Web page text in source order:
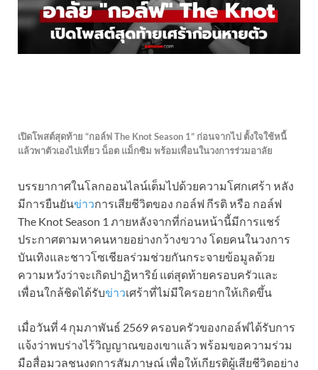
เปิดโพสต์สุดท้าย “กอล์ฟ The Knot Season 1” ก่อนจากไป ตั้งใจใช้หนี้
แล้วพาตัวเองไปเที่ยว น็อต แม็กซิม พร้อมเพื่อนในวงการร่วมอาลัย
บรรยากาศในโลกออนไลน์เต็มไปด้วยความโศกเศร้า หลัง
มีการยืนยันข่าวการเสียชีวิตของ กอล์ฟ กีรติ หรือ กอล์ฟ
The Knot Season 1 ภายหลังจากที่ก่อนหน้านี้มีการแชร์
ประกาศตามหาคนหายอย่างกว้างขวาง โดยคนในวงการ
บันเทิงและชาวโซเชียลร่วมช่วยกันกระจายข้อมูลด้วย
ความหวังว่าจะเกิดปาฏิหาริย์ แต่สุดท้ายครอบครัวและ
เพื่อนใกล้ชิดได้รับข่าวเศร้าที่ไม่มีใครอยากให้เกิดขึ้น
เมื่อวันที่ 4 กุมภาพันธ์ 2569 ครอบครัวของกอล์ฟได้รับการ
แจ้งว่าพบร่างไร้วิญญาณของเขาแล้ว พร้อมขอความร่วม
มือสื่อมวลชนงดการสัมภาษณ์ เพื่อให้เกียรติผู้เสียชีวิตอย่าง